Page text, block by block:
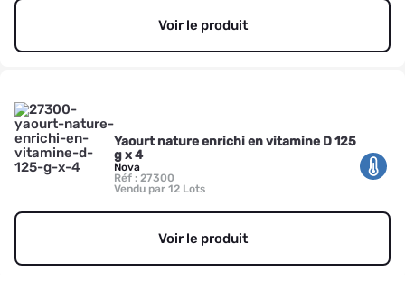
Voir le produit
Yaourt nature enrichi en vitamine D 125
g x 4
Nova
Réf : 27300
Vendu par 12 Lots
Voir le produit